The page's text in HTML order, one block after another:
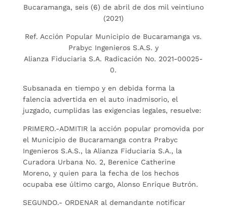
Bucaramanga, seis (6) de abril de dos mil veintiuno
(2021)
Ref. Acción Popular Municipio de Bucaramanga vs.
Prabyc Ingenieros S.A.S. y
Alianza Fiduciaria S.A. Radicación No. 2021-00025-
0.
Subsanada en tiempo y en debida forma la
falencia advertida en el auto inadmisorio, el
juzgado, cumplidas las exigencias legales, resuelve:
PRIMERO.-ADMITIR la acción popular promovida por
el Municipio de Bucaramanga contra Prabyc
Ingenieros S.A.S., la Alianza Fiduciaria S.A., la
Curadora Urbana No. 2, Berenice Catherine
Moreno, y quien para la fecha de los hechos
ocupaba ese último cargo, Alonso Enrique Butrón.
SEGUNDO.- ORDENAR al demandante notificar